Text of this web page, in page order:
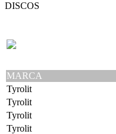
DISCOS
MARCA
Tyrolit
Tyrolit
Tyrolit
Tyrolit